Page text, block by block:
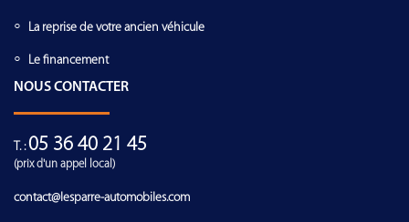
La reprise de votre ancien véhicule
Le financement
NOUS CONTACTER
T. :05 36 40 21 45
(prix d'un appel local)
contact@lesparre-automobiles.com